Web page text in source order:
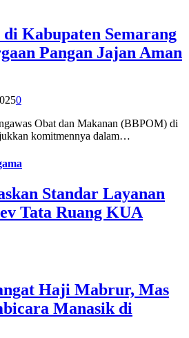
Kabupaten Semarang
Pangan Jajan Aman
0
Obat dan Makanan (BBPOM) di
komitmennya dalam…
Standar Layanan
Tata Ruang KUA
Haji Mabrur, Mas
Manasik di